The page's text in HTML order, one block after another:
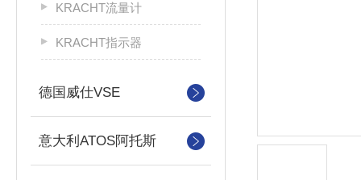
KRACHT流量计
KRACHT指示器
德国威仕VSE
意大利ATOS阿托斯